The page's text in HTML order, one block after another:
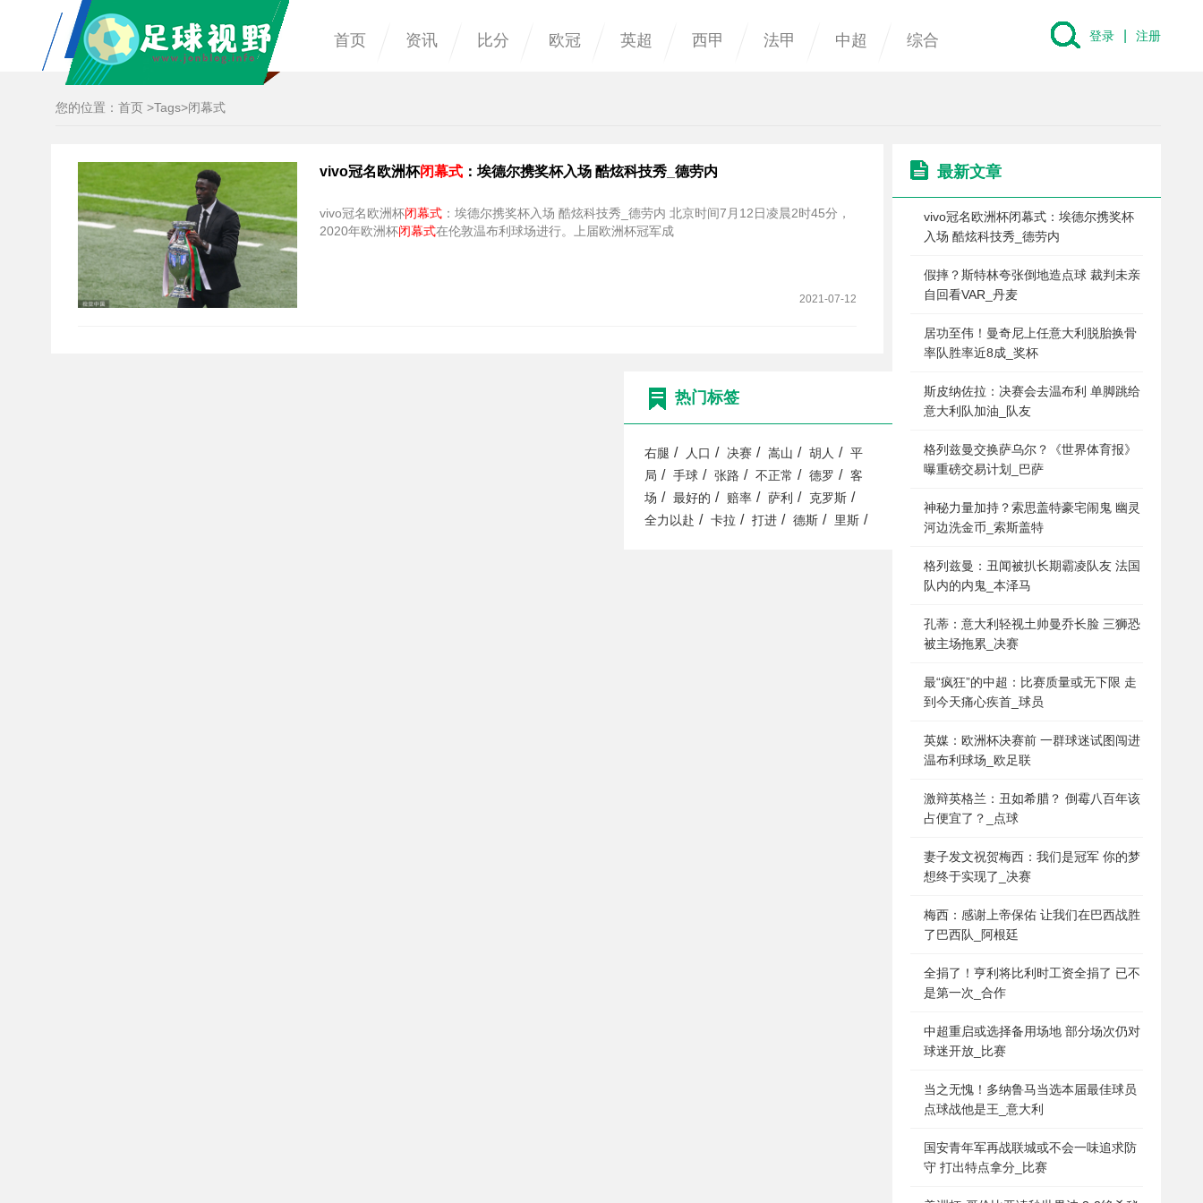
首页 资讯 比分 欧冠 英超 西甲 法甲 中超 综合 登录 注册
您的位置： 首页 >Tags>闭幕式
vivo冠名欧洲杯闭幕式 ：埃德尔携奖杯入场 酷炫科技秀_德劳内
vivo冠名欧洲杯闭幕式 ：埃德尔携奖杯入场 酷炫科技秀_德劳内 北京时间7月12日凌晨2时45分，
2020年欧洲杯闭幕式在伦敦温布利球场进行。上届欧洲杯冠军成
2021-07-12
最新文章
vivo冠名欧洲杯闭幕式：埃德尔携奖杯
入场 酷炫科技秀_德劳内
假摔？斯特林夸张倒地造点球 裁判未亲
自回看VAR_丹麦
居功至伟！曼奇尼上任意大利脱胎换骨
率队胜率近8成_奖杯
斯皮纳佐拉：决赛会去温布利 单脚跳给
意大利队加油_队友
格列兹曼交换萨乌尔？《世界体育报》
曝重磅交易计划_巴萨
神秘力量加持？索思盖特豪宅闹鬼 幽灵
河边洗金币_索斯盖特
格列兹曼：丑闻被扒长期霸凌队友 法国
队内的内鬼_本泽马
孔蒂：意大利轻视土帅曼乔长脸 三狮恐
被主场拖累_决赛
最“疯狂”的中超：比赛质量或无下限 走
到今天痛心疾首_球员
英媒：欧洲杯决赛前 一群球迷试图闯进
温布利球场_欧足联
激辩英格兰：丑如希腊？ 倒霉八百年该
占便宜了？_点球
妻子发文祝贺梅西：我们是冠军 你的梦
想终于实现了_决赛
梅西：感谢上帝保佑 让我们在巴西战胜
了巴西队_阿根廷
全捐了！亨利将比利时工资全捐了 已不
是第一次_合作
中超重启或选择备用场地 部分场次仍对
球迷开放_比赛
当之无愧！多纳鲁马当选本届最佳球员
点球战他是王_意大利
国安青年军再战联城或不会一味追求防
守 打出特点拿分_比赛
热门标签
右腿 / 人口 / 决赛 / 嵩山 / 胡人 /
平
局 / 手球 / 张路 / 不正常 / 德罗 /
客
场 / 最好的 / 赔率 / 萨利 / 克罗斯 /
全力以赴 / 卡拉 / 打进 / 德斯 / 里斯 /